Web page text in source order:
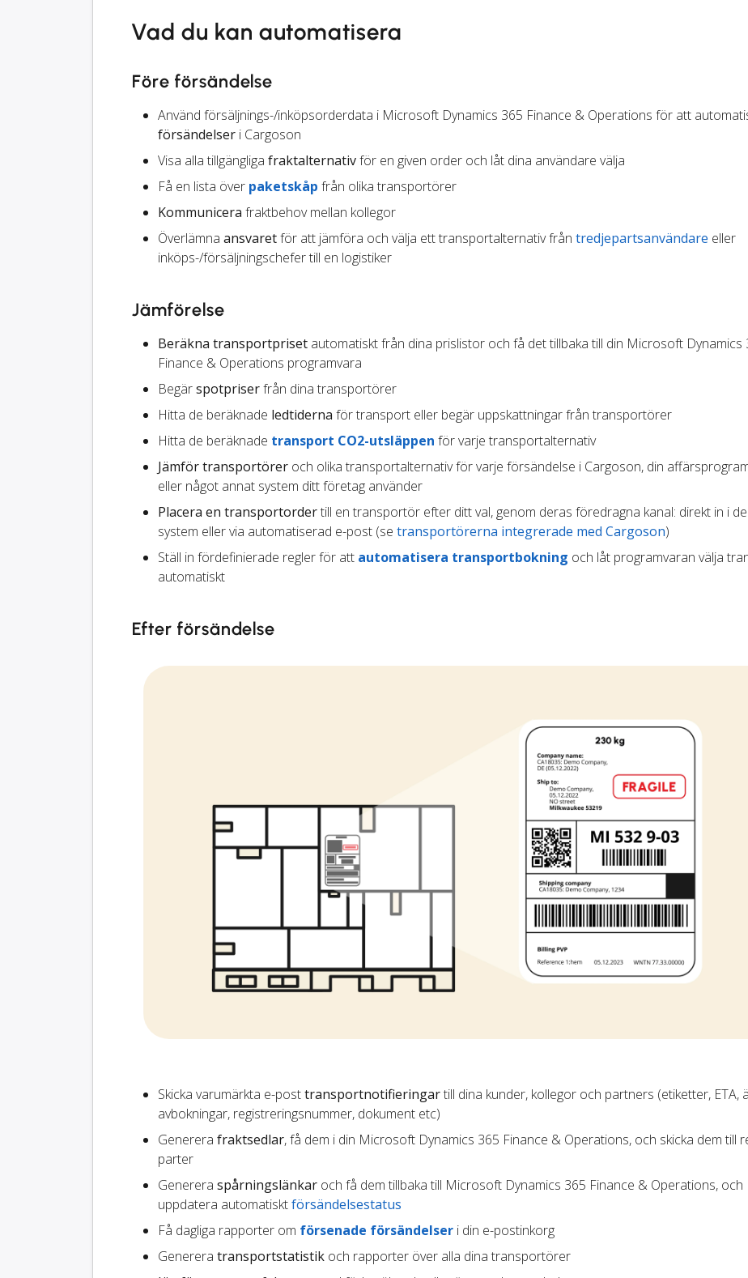
Vad du kan automatisera
Före försändelse
Använd försäljnings-/inköpsorderdata i Microsoft Dynamics 365 Finance & Operations för att
försändelser i Cargoson
Visa alla tillgängliga fraktalternativför en given order och låt dina användare välja
Få en lista över paketskåp från olika transportörer
Kommunicera fraktbehov mellan kollegor
Överlämna ansvaretför att jämföra och välja ett transportalternativ från tredjepartsanvändare eller
inköps-/försäljningschefer till en logistiker
Jämförelse
Beräkna transportpriset automatiskt från dina prislistor och få det tillbaka till din Microsoft Dynamics
Finance & Operations programvara
Begärspotpriserfrån dina transportörer
Hitta de beräknade ledtiderna för transport eller begär uppskattningar från transportörer
Hitta de beräknade transport CO2-utsläppen för varje transportalternativ
Jämför transportörer och olika transportalternativ för varje försändelse i Cargoson, din
eller något annat system ditt företag använder
Placera en transportordertill en transportör efter ditt val, genom deras föredragna kanal: direkt in i
system eller via automatiserad e-post (se transportörerna integrerade med Cargoson)
Ställ in fördefinierade regler för att automatisera transportbokning och låt programvaran välja
automatiskt
Efter försändelse
Skicka varumärkta e-posttransportnotifieringartill dina kunder, kollegor och partners (etiketter, ETA,
avbokningar, registreringsnummer, dokument etc)
Generera fraktsedlar, få dem i din Microsoft Dynamics 365 Finance & Operations, och skicka dem till
parter
Generera spårningslänkar och få dem tillbaka till Microsoft Dynamics 365 Finance & Operations, och
uppdatera automatisktförsändelsestatus
Få dagliga rapporter om försenade försändelser i din e-postinkorg
Generera transportstatistik och rapporter över alla dina transportörer